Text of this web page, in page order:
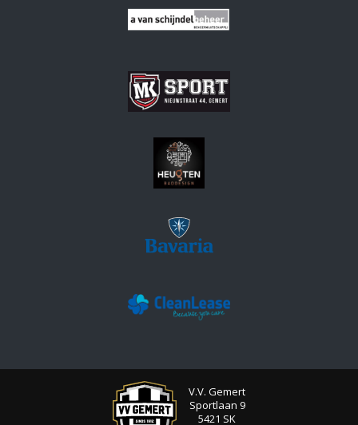
V.V. Gemert
Sportlaan 9
5421 SK